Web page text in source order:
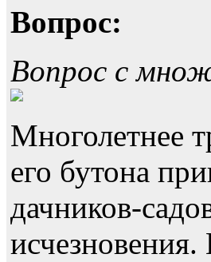
Вопрос:
Вопрос с
Многолетнее
его бутона
дачников-